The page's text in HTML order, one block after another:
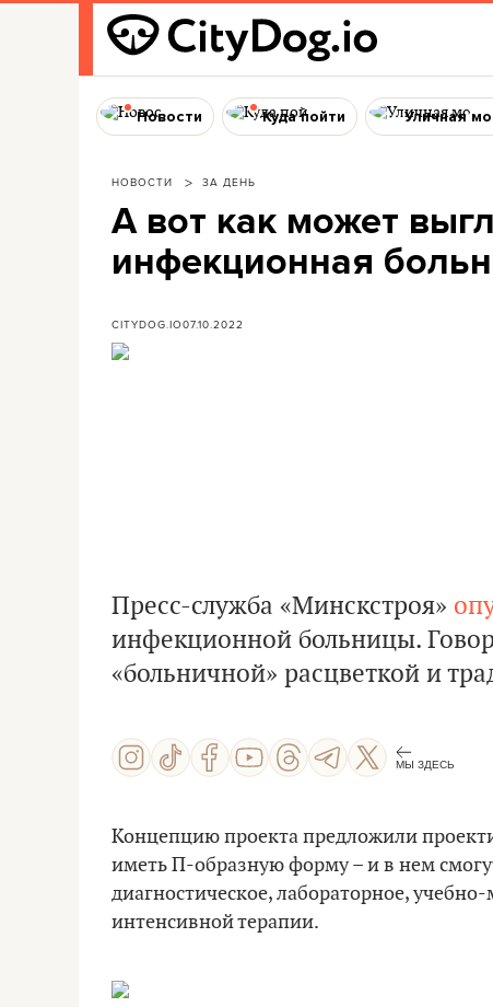
Новости Куда пойти Уличная
НОВОСТИ ЗА ДЕНЬ
А вот как может
инфекционная
CITYDOG.IO07.10.2022
Пресс-служба «Минскстроя»
инфекционной больницы.
«больничной» расцветкой и
МЫ ЗДЕСЬ
Концепцию проекта предложили
иметь П-образную форму – и в нем
диагностическое, лабораторное,
интенсивной терапии.